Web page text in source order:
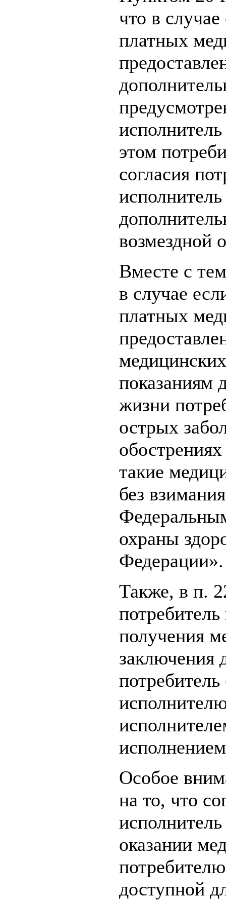
что в
платных
этом
согласия
возмездной
Вместе с
в случае
платных
показаниям
жизни
острых
такие
без
охраны
Федерации».
Также, в п.
потребитель
получения
заключения
потребитель
Особое
на то, что
оказании
доступной